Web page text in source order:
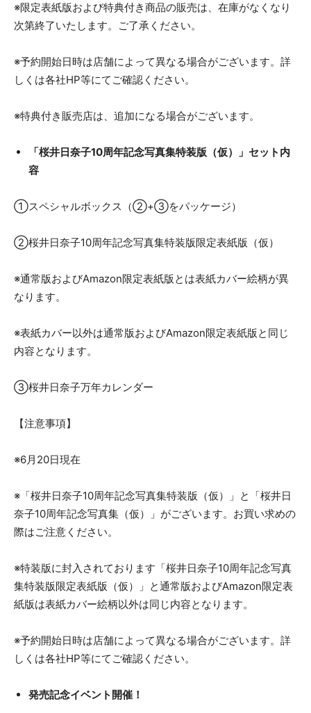
※限定表紙版および特典付き商品の販売は、在庫がなくなり
次第終了いたします。ご了承ください。
※予約開始日時は店舗によって異なる場合がございます。詳
しくは各社HP等にてご確認ください。
※特典付き販売店は、追加になる場合がございます。
「桜井日奈子10周年記念写真集特装版（仮）」セット内
容
①スペシャルボックス（②+③をパッケージ）
②桜井日奈子10周年記念写真集特装版限定表紙版（仮）
※通常版およびAmazon限定表紙版とは表紙カバー絵柄が異
なります。
※表紙カバー以外は通常版およびAmazon限定表紙版と同じ
内容となります。
③桜井日奈子万年カレンダー
【注意事項】
※6月20日現在
※「桜井日奈子10周年記念写真集特装版（仮）」と「桜井日
奈子10周年記念写真集（仮）」がございます。お買い求めの
際はご注意ください。
※特装版に封入されております「桜井日奈子10周年記念写真
集特装版限定表紙版（仮）」と通常版およびAmazon限定表
紙版は表紙カバー絵柄以外は同じ内容となります。
※予約開始日時は店舗によって異なる場合がございます。詳
しくは各社HP等にてご確認ください。
発売記念イベント開催！